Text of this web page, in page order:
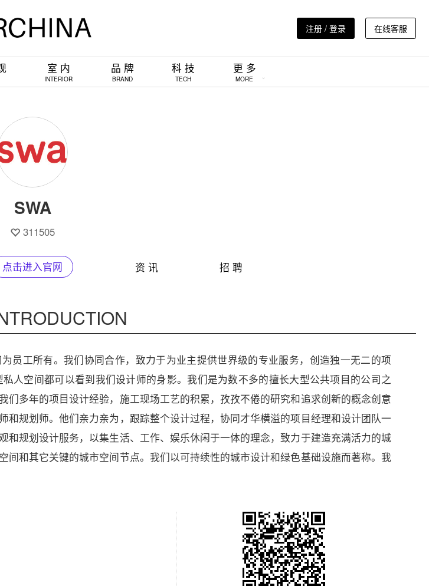
注册 / 登录 在线客服
室 内
INTERIOR
品 牌
BRAND
科 技
TECH
更 多
MORE
SWA
311505
点击进入官网 资 讯 招 聘
员工所有。我们协同合作，致力于为业主提供世界级的专业服务，创造独一无二的项
人空间都可以看到我们设计师的身影。我们是为数不多的擅长大型公共项目的公司之
多年的项目设计经验，施工现场工艺的积累，孜孜不倦的研究和追求创新的概念创意
规划师。他们亲力亲为，跟踪整个设计过程，协同才华横溢的项目经理和设计团队一
规划设计服务，以集生活、工作、娱乐休闲于一体的理念，致力于建造充满活力的城
和其它关键的城市空间节点。我们以可持续性的城市设计和绿色基础设施而著称。我